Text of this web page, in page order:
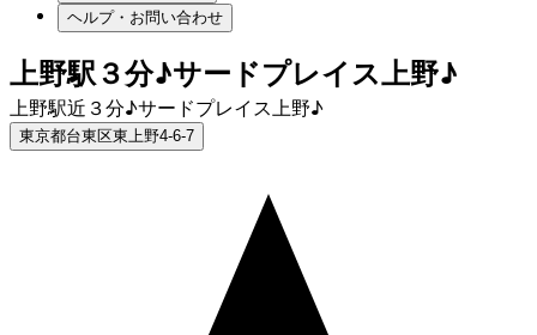
ヘルプ・お問い合わせ
上野駅３分♪サードプレイス上野♪
上野駅近３分♪サードプレイス上野♪
東京都台東区東上野4-6-7